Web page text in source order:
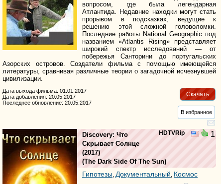
вопросом, где была легендарная
Атлантида. Недавние находки могут стать
прорывом в подсказках, ведущие к
решению этой сложной головоломки.
Последние работы National Geographic под
названием «Atlantis Rising» представляет
широкий спектр исследований — от
побережья Санторини до португальских
Азорских островов. Создатели фильма с помощью имеющейся
литературы, сравнивая различные теории о загадочной исчезнувшей
цивилизации.
Скачать
Дата выхода фильма: 01.01.2017
Дата добавления: 20.05.2017
Последнее обновление: 20.05.2017
В избранное
HDTVRip 1
Discovery: Что
Скрывает Солнце
(2017)
(The Dark Side Of The Sun)
Гипотезы, Документальный, Космос